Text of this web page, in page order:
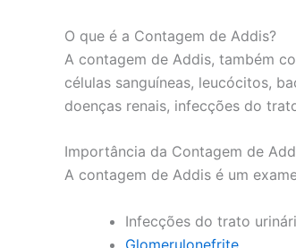
O que é a Contagem de Addis?
A contagem de Addis, também
células sanguíneas, leucócitos,
doenças renais, infecções do
Importância da Contagem de
A contagem de Addis é um
Infecções do trato
Glomerulonefrite